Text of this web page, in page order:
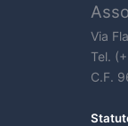
Via
Tel.
C.F.